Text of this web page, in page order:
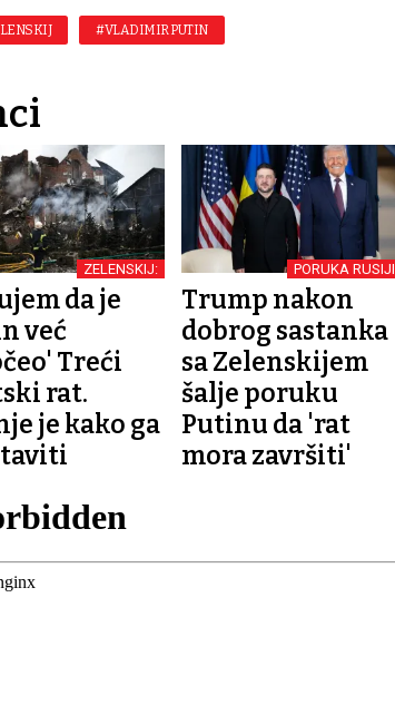
#VLADIMIR PUTIN
ZELENSKIJ:
da je
već
Treći
rat.
je kako ga
PORUKA RUSIJI
Trump nakon
dobrog sastanka
sa Zelenskijem
šalje poruku
Putinu da 'rat
mora završiti'